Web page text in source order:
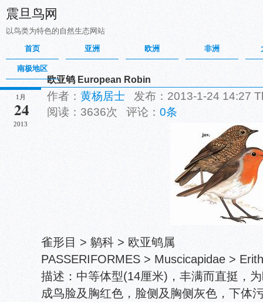
震旦鸟网
以鸟类为特色的自然生态网站
首页
亚洲 欧洲 非洲
南极地区
1月
24
2013
欧亚鸲 European Robin
作者： 黄杨居士 发布：2013-1-24 14:27
阅读：3636次 评论： 0条
雀形目 > 鹟科 > 欧亚鸲属
PASSERIFORMES > Muscicapidae >
描述：中等体型(14厘米)，丰满而直挺，
成鸟脸及胸红色，脸侧及胸侧灰色，下体